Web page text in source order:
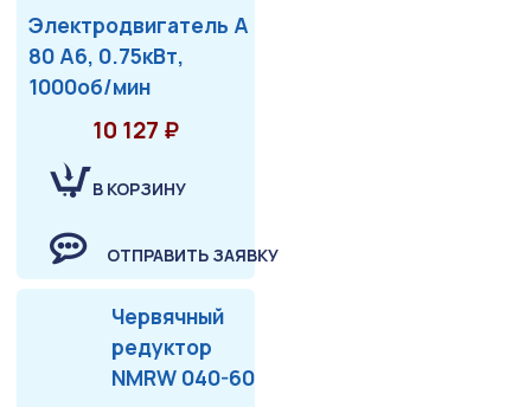
Электродвигатель А
80 А6, 0.75кВт,
1000об/мин
10 127 ₽
В КОРЗИНУ
ОТПРАВИТЬ ЗАЯВКУ
Червячный
редуктор
NMRW 040-60